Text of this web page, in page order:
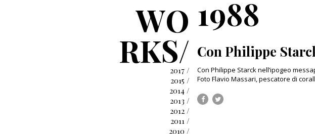
WO
RKS/
2017 /
2015 /
2014 /
2013 /
2012 /
2011 /
2010 /
1988
Con Philippe
Con Philippe Starck nell’ipogeo
Foto Flavio Massari, pescatore di